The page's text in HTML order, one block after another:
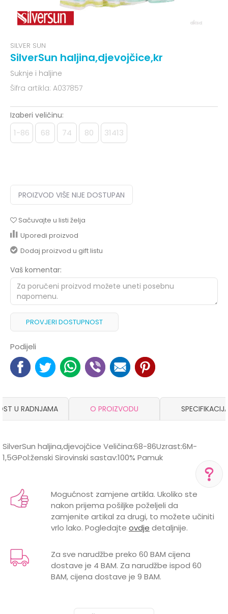
SILVER SUN
SilverSun haljina,djevojčice,kr
Suknje i haljine
Šifra artikla: A037857
Izaberi veličinu:
1-86 68 74 80 31413
PROIZVOD VIŠE NIJE DOSTUPAN
Sačuvajte u listi želja
Uporedi proizvod
Dodaj proizvod u gift listu
Vaš komentar:
PROVJERI DOSTUPNOST
Podijeli
POMOĆ PRI KUPOVINI
Za više informacija,
pomoć i porudžbine
Radno vreme
Pon-Subota: 09:00-
15:00h
aksaonlinebih@aksabih.ba
U RADNJAMA O PROIZVODU
SilverSun haljina,djevojčice Veličina:68-86Uzrast:6M-
1,5GPol:ženski Sirovinski sastav:100% Pamuk
Kategorija
Suknje i haljine
BOJA
BIJELA
SILVER SUN
POL
ŽENSKI
Email
Mogućnost zamjene artikla. Ukoliko ste
nakon prijema pošiljke poželjeli da
zamjenite artikal za drugi, to možete učiniti
vrlo lako. Pogledajte ovdje detaljnije.
Za sve narudžbe preko 60 BAM cijena
dostave je 4 BAM. Za narudžbe ispod 60
BAM, cijena dostave je 9 BAM.